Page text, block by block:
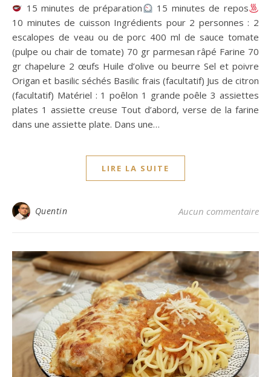
15 minutes de préparation
15 minutes de repos
10 minutes de cuisson Ingrédients pour 2 personnes : 2
escalopes de veau ou de porc 400 ml de sauce tomate
(pulpe ou chair de tomate) 70 gr parmesan râpé Farine 70
gr chapelure 2 œufs Huile d’olive ou beurre Sel et poivre
Origan et basilic séchés Basilic frais (facultatif) Jus de citron
(facultatif) Matériel : 1 poêlon 1 grande poêle 3 assiettes
plates 1 assiette creuse Tout d’abord, verse de la farine
dans une assiette plate. Dans une…
LIRE LA SUITE
Quentin Aucun commentaire